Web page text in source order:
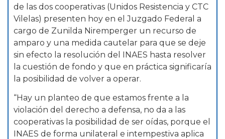
de las dos cooperativas (Unidos Resistencia y CTC
Vilelas) presenten hoy en el Juzgado Federal a
cargo de Zunilda Niremperger un recurso de
amparo y una medida cautelar para que se deje
sin efecto la resolución del INAES hasta resolver
la cuestión de fondo y que en práctica significaría
la posibilidad de volver a operar.
“Hay un planteo de que estamos frente a la
violación del derecho a defensa, no da a las
cooperativas la posibilidad de ser oídas, porque el
INAES de forma unilateral e intempestiva aplica